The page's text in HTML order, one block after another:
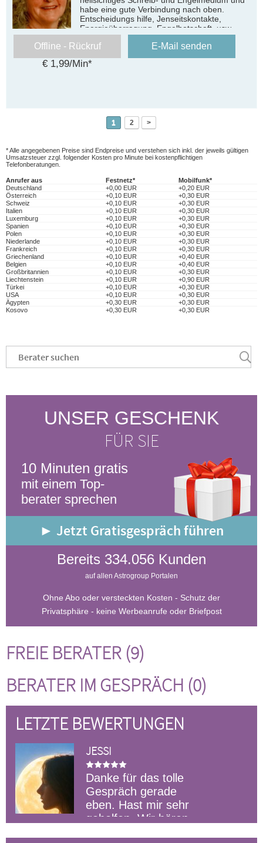
habe eine gute Verbindung nach oben.
Entscheidungs hilfe, Jenseitskontakte,
Energieüberragung, Engelbotschaft, usw
Offline - Rückruf
€ 1,99/Min*
E-Mail senden
1 2 >
* Alle angegebenen Preise sind Endpreise und verstehen sich inkl. der jeweils gültigen
Umsatzsteuer zzgl. folgender Kosten pro Minute bei kostenpflichtigen
Telefonberatungen.
Anrufer aus Festnetz*
Mobilfunk*
Deutschland
+0,00 EUR
+0,20 EUR
Österreich
+0,10 EUR
+0,30 EUR
Schweiz
+0,10 EUR
+0,30 EUR
Italien
+0,10 EUR
+0,30 EUR
Luxemburg
+0,10 EUR
+0,30 EUR
Spanien
+0,10 EUR
+0,30 EUR
Polen
+0,10 EUR
+0,30 EUR
Niederlande
+0,10 EUR
+0,30 EUR
Frankreich
+0,10 EUR
+0,30 EUR
Griechenland
+0,10 EUR
+0,40 EUR
Belgien
+0,10 EUR
+0,40 EUR
Großbritannien
+0,10 EUR
+0,30 EUR
Liechtenstein
+0,10 EUR
+0,90 EUR
Türkei
+0,10 EUR
+0,30 EUR
USA
+0,10 EUR
+0,30 EUR
Ägypten
+0,30 EUR
+0,30 EUR
Kosovo
+0,30 EUR +0,30 EUR
UNSER GESCHENK
FÜR SIE
10 Minuten gratis
mit einem Top-
berater sprechen
► Jetzt Gratisgespräch führen
Bereits 334.056 Kunden
auf allen Astrogroup Portalen
Ohne Abo oder versteckten Kosten - Schutz der
Privatsphäre - keine Werbeanrufe oder Briefpost
FREIE BERATER (9)
BERATER IM GESPRÄCH (0)
LETZTE BEWERTUNGEN
JESSI
Danke für das tolle
Gespräch gerade
eben. Hast mir sehr
geholfen. Wir hören